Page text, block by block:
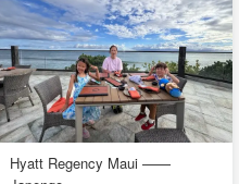
Hyatt Regency Maui ——